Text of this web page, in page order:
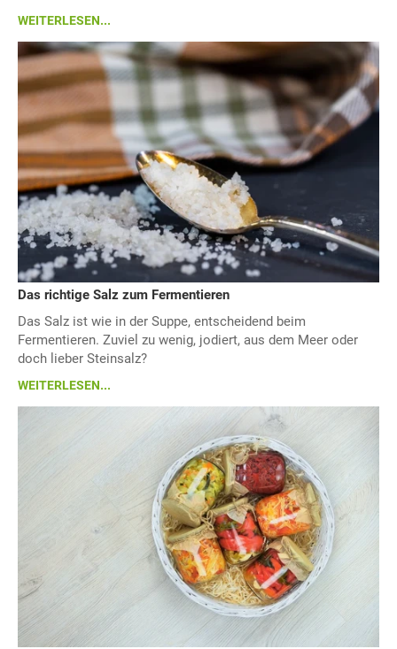
WEITERLESEN...
Das richtige Salz zum Fermentieren
Das Salz ist wie in der Suppe, entscheidend beim
Fermentieren. Zuviel zu wenig, jodiert, aus dem Meer oder
doch lieber Steinsalz?
WEITERLESEN...